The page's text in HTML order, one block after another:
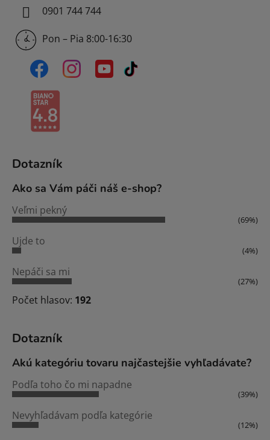
0901 744 744
Pon – Pia 8:00-16:30
Dotazník
Ako sa Vám páči náš e-shop?
Veľmi pekný
(69%)
Ujde to
(4%)
Nepáči sa mi
(27%)
Počet hlasov: 192
Dotazník
Akú kategóriu tovaru najčastejšie vyhľadávate?
Podľa toho čo mi napadne
(39%)
Nevyhľadávam podľa kategórie
(12%)